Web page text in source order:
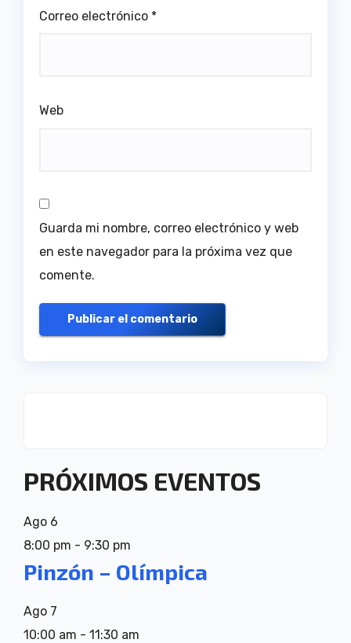
Correo electrónico *
Web
Guarda mi nombre, correo electrónico y web
en este navegador para la próxima vez que
comente.
PRÓXIMOS EVENTOS
Ago 6
8:00 pm - 9:30 pm
Pinzón – Olímpica
Ago 7
10:00 am - 11:30 am